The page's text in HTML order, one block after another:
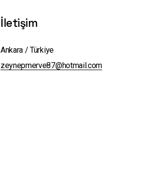
İletişim
Ankara / Türkiye
zeynepmerve87@hotmail.com